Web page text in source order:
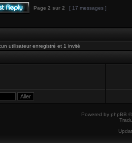
Page 2 sur 2 [ 17 messages ]
utilisateur enregistré et 1 invité
Powered by phpBB